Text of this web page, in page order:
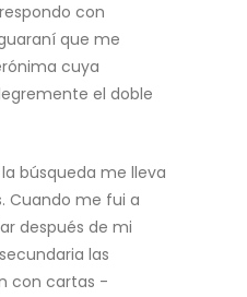
con
que me
cuya
el doble
búsqueda me lleva
Cuando me fui a
después de mi
las
con cartas -